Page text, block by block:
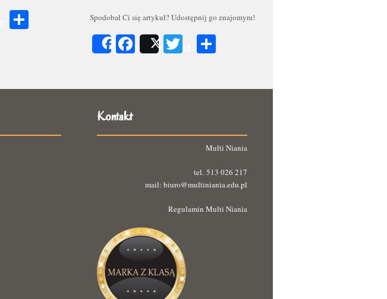
Twitter Spodobał Ci się artykuł? Udostępnij go znajomym!
ShareFacebook
Post Twitter
Kontakt
Multi Niania
tel. 513 026 217
mail: biuro@multiniania.edu.pl
Regulamin Multi Niania